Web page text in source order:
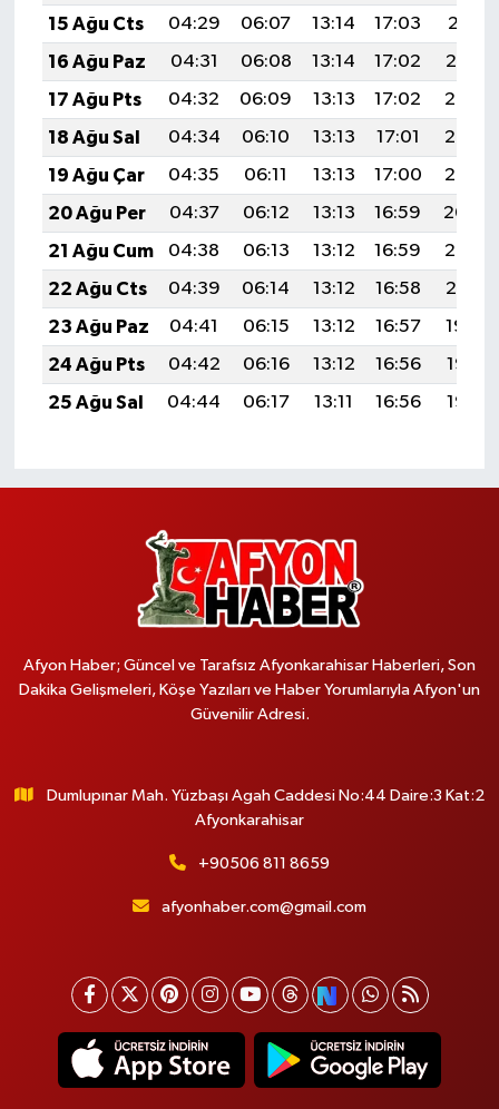
15 Ağu Cts
04:29 06:07 13:14 17:03
20:11
16 Ağu Paz
04:31 06:08 13:14 17:02
20:10
17 Ağu Pts
04:32 06:09 13:13 17:02
20:08
18 Ağu Sal
04:34 06:10 13:13 17:01
20:07
19 Ağu Çar
04:35 06:11 13:13 17:00
20:05
20 Ağu Per
04:37 06:12 13:13 16:59
20:04
21 Ağu Cum
04:38 06:13 13:12 16:59
20:02
22 Ağu Cts
04:39 06:14 13:12 16:58
20:01
23 Ağu Paz
04:41 06:15 13:12 16:57
19:59
24 Ağu Pts
04:42 06:16 13:12 16:56
19:58
25 Ağu Sal
04:44 06:17 13:11 16:56 19:56
Afyon Haber; Güncel ve Tarafsız Afyonkarahisar Haberleri, Son
Dakika Gelişmeleri, Köşe Yazıları ve Haber Yorumlarıyla Afyon'un
Güvenilir Adresi.
Dumlupınar Mah. Yüzbaşı Agah Caddesi No:44 Daire:3 Kat:2
Afyonkarahisar
+90506 811 8659
afyonhaber.com@gmail.com